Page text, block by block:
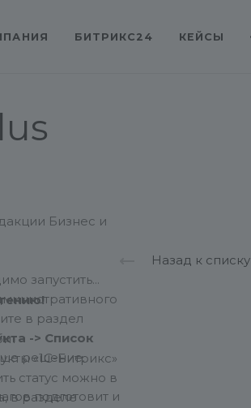
БИТРИКС24 КЕЙСЫ
Бизнес и
запустить
в раздел
-> Список
решение.
подготовит и
«1С-Битрикс»
статус можно в
в разделе
Назад к списку